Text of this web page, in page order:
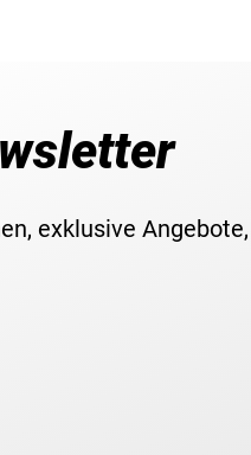
exklusive